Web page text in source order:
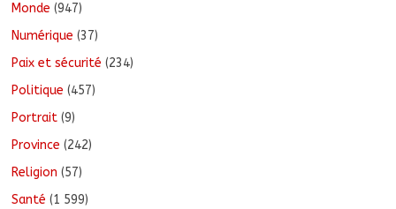
Monde (947)
Numérique (37)
Paix et sécurité (234)
Politique (457)
Portrait (9)
Province (242)
Religion (57)
Santé (1 599)